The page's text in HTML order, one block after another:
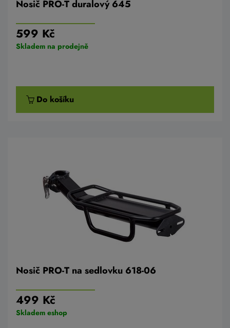
Nosič PRO-T duralový 645
599 Kč
Skladem na prodejně
Do košíku
Nosič PRO-T na sedlovku 618-06
499 Kč
Skladem eshop